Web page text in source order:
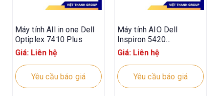
Máy tính All in one Dell
Optiplex 7410 Plus
Giá: Liên hệ
Yêu cầu báo giá
Máy tính AIO Dell
Inspiron 5420
42INAIO540020
Giá: Liên hệ
Yêu cầu báo giá